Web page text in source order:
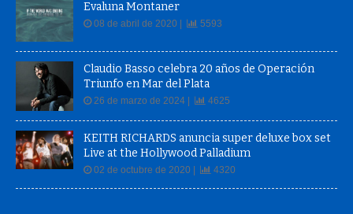
08 de abril de 2020 |
Claudio Basso celebra 20 años de Operación
Triunfo en Mar del Plata
26 de marzo de 2024 | 4625
KEITH RICHARDS anuncia super deluxe box set
Live at the Hollywood Palladium
02 de octubre de 2020 | 4320